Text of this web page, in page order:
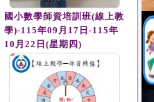
國小數學師資培訓班(線上教
學)-115年09月17日-115年
10月22日(星期四)